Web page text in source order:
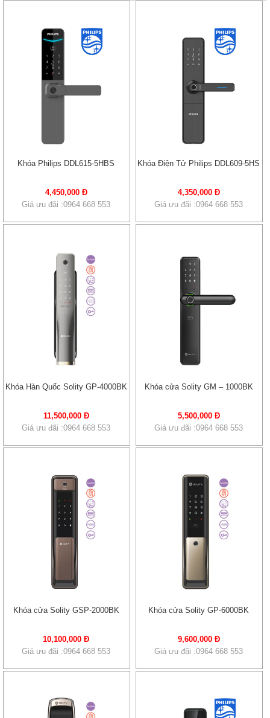
Khóa Philips DDL615-5HBS
4,450,000 Đ
Giá ưu đãi :0964 668 553
Khóa Điện Tử Philips DDL609-5HS
4,350,000 Đ
Giá ưu đãi :0964 668 553
Khóa Hàn Quốc Solity GP-4000BK
11,500,000 Đ
Giá ưu đãi :0964 668 553
Khóa cửa Solity GM – 1000BK
5,500,000 Đ
Giá ưu đãi :0964 668 553
Khóa cửa Solity GSP-2000BK
10,100,000 Đ
Giá ưu đãi :0964 668 553
Khóa cửa Solity GP-6000BK
9,600,000 Đ
Giá ưu đãi :0964 668 553